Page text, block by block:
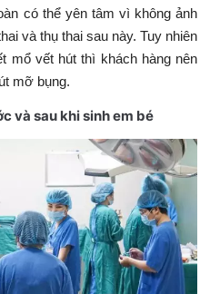
có thể yên tâm vì không ảnh
và thụ thai sau này. Tuy nhiên
mổ vết hút thì khách hàng nên
mỡ bụng.
và sau khi sinh em bé